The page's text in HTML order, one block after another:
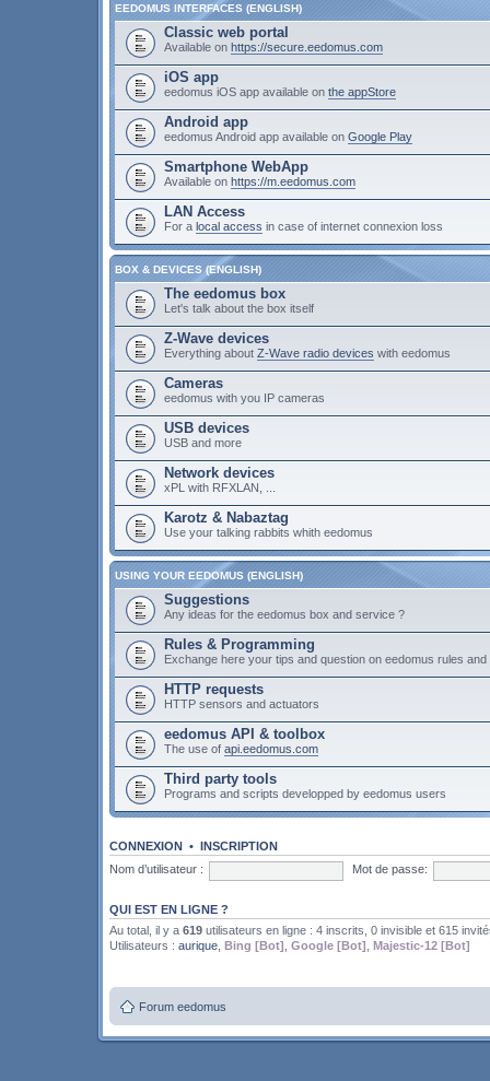
EEDOMUS INTERFACES (ENGLISH)
Classic web portal
Available on https://secure.eedomus.com
iOS app
eedomus iOS app available on the appStore
Android app
eedomus Android app available on Google Play
Smartphone WebApp
Available on https://m.eedomus.com
LAN Access
For a local access in case of internet connexion loss
BOX & DEVICES (ENGLISH)
The eedomus box
Let's talk about the box itself
Z-Wave devices
Everything about Z-Wave radio devices with eedomus
Cameras
eedomus with you IP cameras
USB devices
USB and more
Network devices
xPL with RFXLAN, ...
Karotz & Nabaztag
Use your talking rabbits whith eedomus
USING YOUR EEDOMUS (ENGLISH)
Suggestions
Any ideas for the eedomus box and service ?
Rules & Programming
Exchange here your tips and question on eedomus rules and
HTTP requests
HTTP sensors and actuators
eedomus API & toolbox
The use of api.eedomus.com
Third party tools
Programs and scripts developped by eedomus users
CONNEXION • INSCRIPTION
Nom d’utilisateur :
Mot de passe:
QUI EST EN LIGNE ?
Au total, il y a 619 utilisateurs en ligne : 4 inscrits, 0 invisible et 615
Utilisateurs : aurique Bing [Bot] Google [Bot] Majestic-12 [Bot]
Forum eedomus